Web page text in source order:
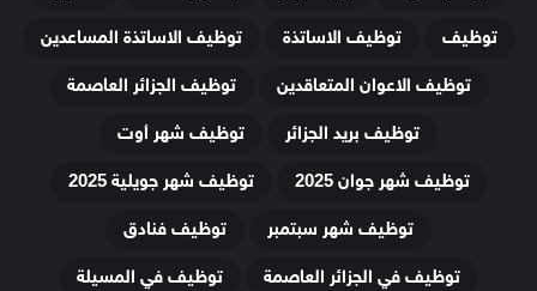
توظيف
توظيف الاساتذة
توظيف الاساتذة المساعدين
توظيف الاعوان المتعاقدين
توظيف الجزائر العاصمة
توظيف بريد الجزائر
توظيف شهر أوت
توظيف شهر جوان 2025
توظيف شهر جويلية 2025
توظيف شهر سبتمبر
توظيف فنادق
توظيف في الجزائر العاصمة
توظيف في المسيلة